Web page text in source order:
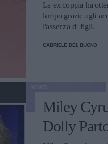
La ex coppia ha
lampo grazie agli
l'assenza di figli.
GABRIELE DEL BUONO
Miley
Dolly